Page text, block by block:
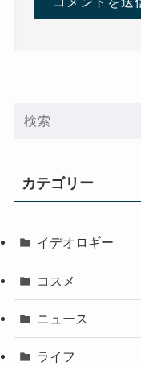
カテゴリー
イデオロギー
コスメ
ニュース
ライフ